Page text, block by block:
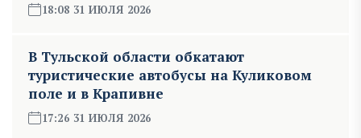
18:08 31 ИЮЛЯ 2026
В Тульской области обкатают
туристические автобусы на Куликовом
поле и в Крапивне
17:26 31 ИЮЛЯ 2026